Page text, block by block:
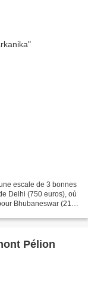
escale de 3 bonnes
Delhi (750 euros), où
Bhubaneswar (215
Pélion